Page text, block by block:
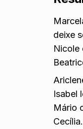
deixe
Nicole
Isabel
Mário